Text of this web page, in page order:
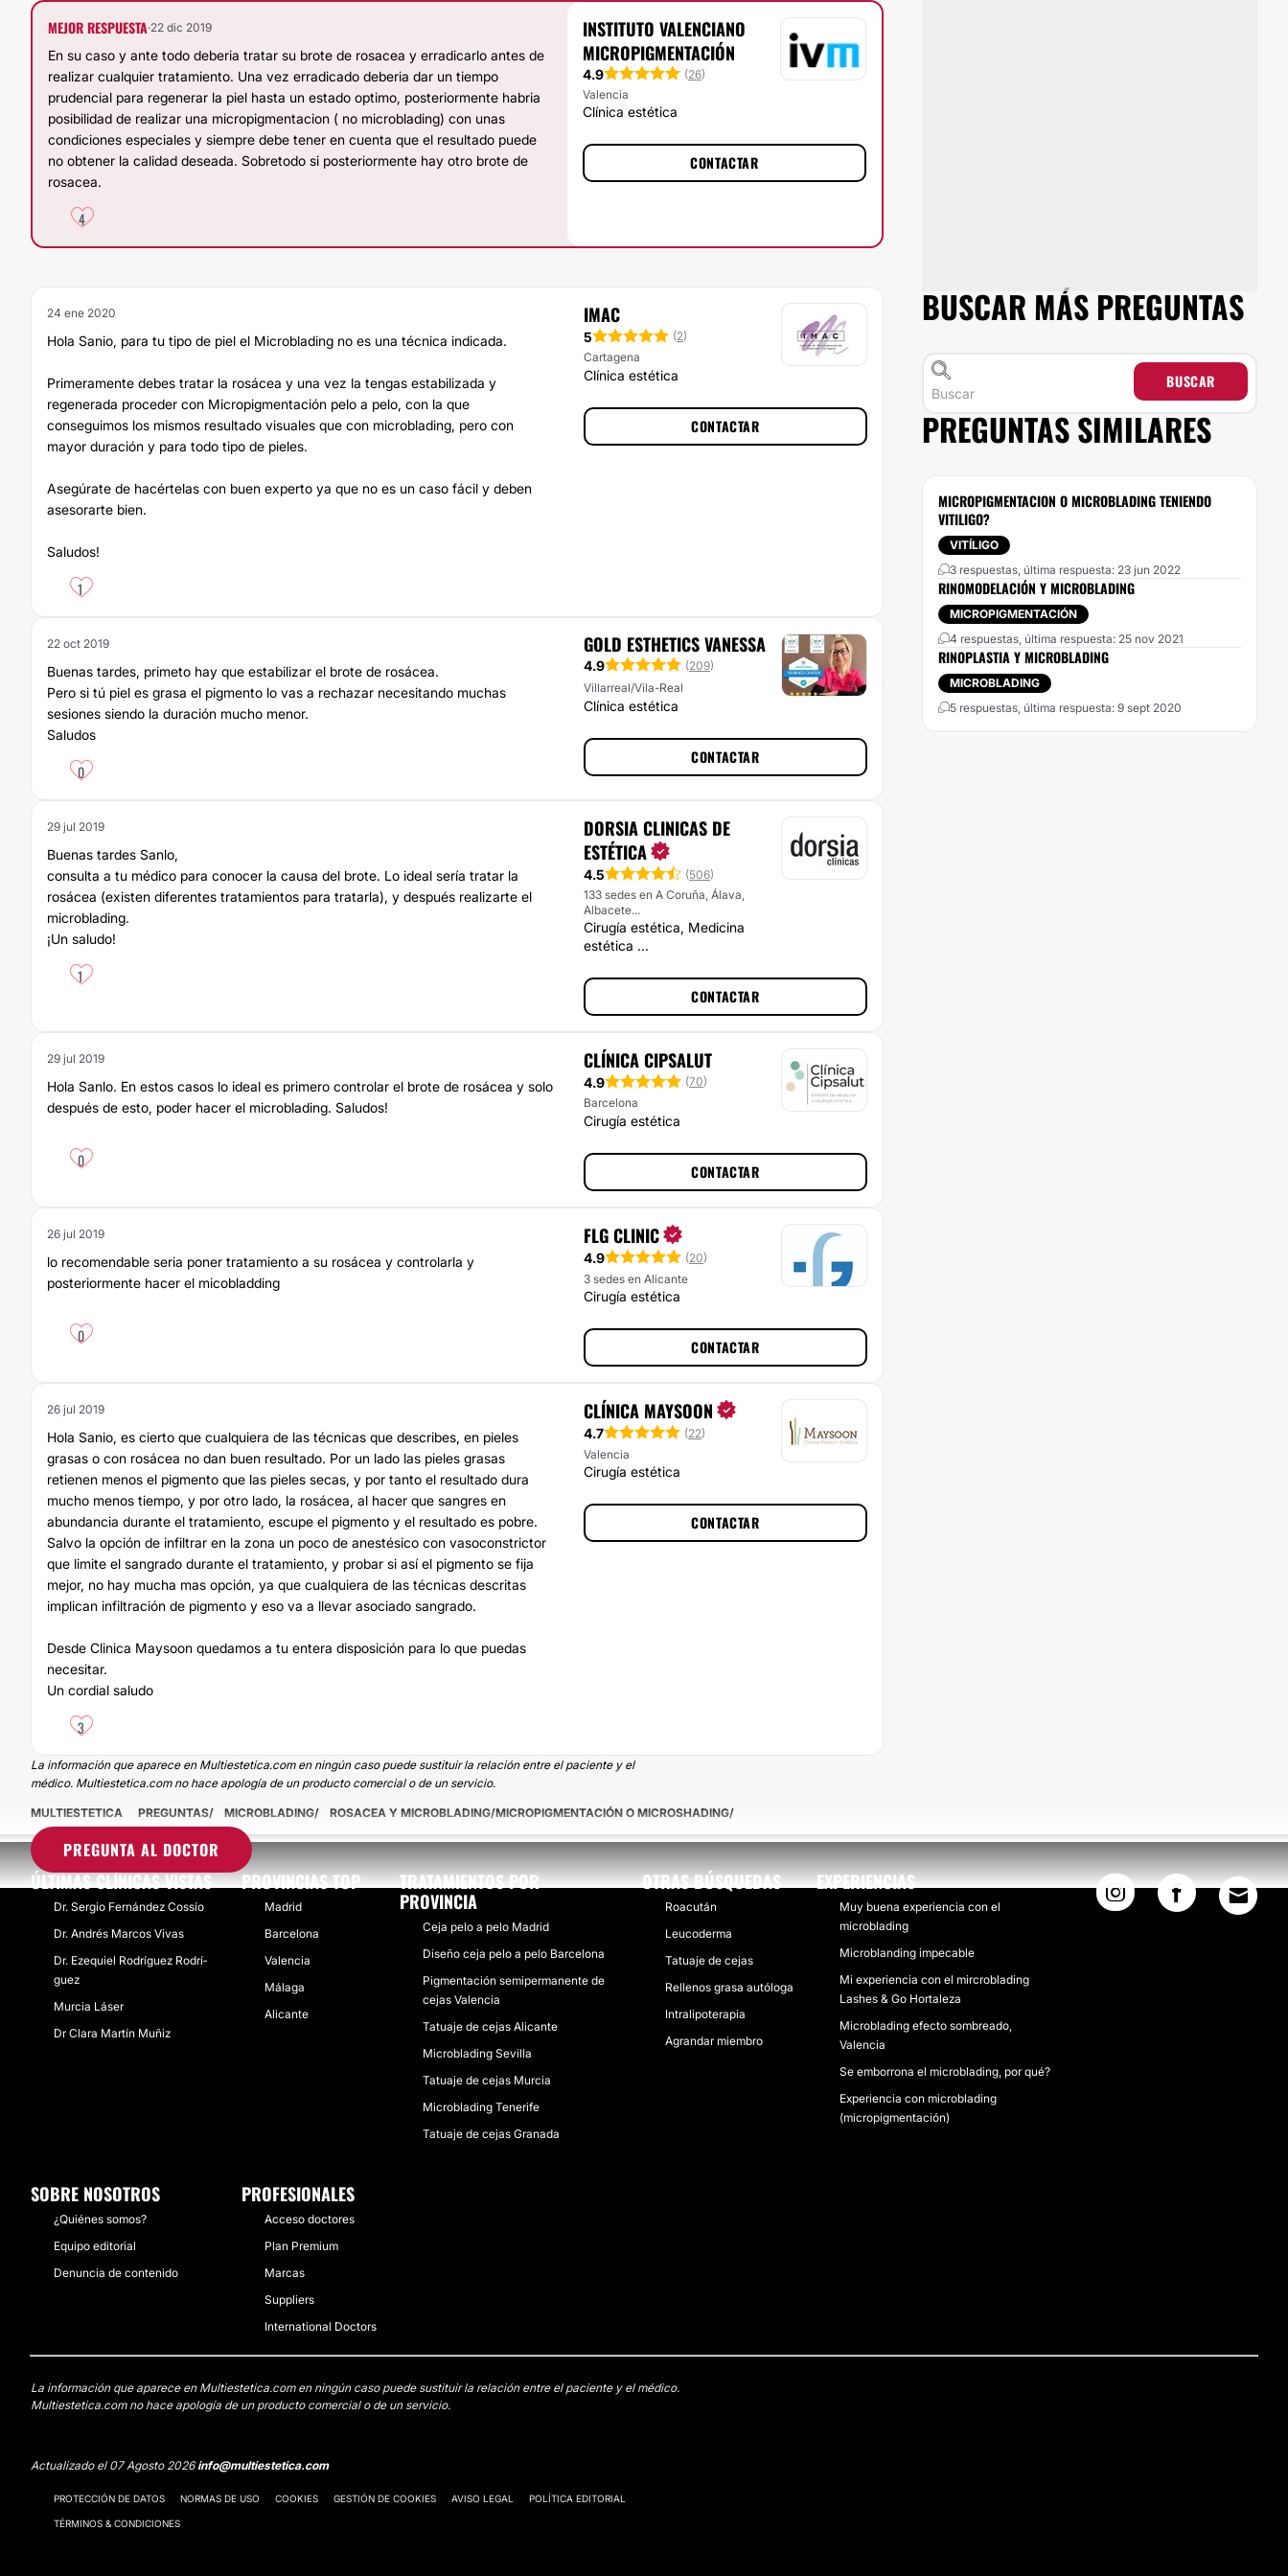
MEJOR RESPUESTA·22 dic 2019
En su caso y ante todo deberia tratar su brote de rosacea y erradicarlo antes de
realizar cualquier tratamiento. Una vez erradicado deberia dar un tiempo
prudencial para regenerar la piel hasta un estado optimo, posteriormente habria
posibilidad de realizar una micropigmentacion ( no microblading) con unas
condiciones especiales y siempre debe tener en cuenta que el resultado puede
no obtener la calidad deseada. Sobretodo si posteriormente hay otro brote de
rosacea.
4
INSTITUTO VALENCIANO
MICROPIGMENTACIÓN
4.9 (26)
Valencia
Clínica estética
CONTACTAR
24 ene 2020
Hola Sanio, para tu tipo de piel el Microblading no es una técnica indicada.
Primeramente debes tratar la rosácea y una vez la tengas estabilizada y
regenerada proceder con Micropigmentación pelo a pelo, con la que
conseguimos los mismos resultado visuales que con microblading, pero con
mayor duración y para todo tipo de pieles.
Asegúrate de hacértelas con buen experto ya que no es un caso fácil y deben
asesorarte bien.
Saludos!
1
IMAC
5 (2)
Cartagena
Clínica estética
CONTACTAR
22 oct 2019
Buenas tardes, primeto hay que estabilizar el brote de rosácea.
Pero si tú piel es grasa el pigmento lo vas a rechazar necesitando muchas
sesiones siendo la duración mucho menor.
Saludos
0
GOLD ESTHETICS VANESSA
4.9 (209)
Villarreal/Vila-Real
Clínica estética
CONTACTAR
29 jul 2019
Buenas tardes Sanlo,
consulta a tu médico para conocer la causa del brote. Lo ideal sería tratar la
rosácea (existen diferentes tratamientos para tratarla), y después realizarte el
microblading.
¡Un saludo!
1
DORSIA CLINICAS DE
ESTÉTICA
4.5 (506)
133 sedes en A Coruña, Álava,
Albacete...
Cirugía estética, Medicina
estética ...
CONTACTAR
29 jul 2019
Hola Sanlo. En estos casos lo ideal es primero controlar el brote de rosácea y solo
después de esto, poder hacer el microblading. Saludos!
0
CLÍNICA CIPSALUT
4.9 (70)
Barcelona
Cirugía estética
CONTACTAR
26 jul 2019
lo recomendable seria poner tratamiento a su rosácea y controlarla y
posteriormente hacer el micobladding
0
FLG CLINIC
4.9 (20)
3 sedes en Alicante
Cirugía estética
CONTACTAR
26 jul 2019
Hola Sanio, es cierto que cualquiera de las técnicas que describes, en pieles
grasas o con rosácea no dan buen resultado. Por un lado las pieles grasas
retienen menos el pigmento que las pieles secas, y por tanto el resultado dura
mucho menos tiempo, y por otro lado, la rosácea, al hacer que sangres en
abundancia durante el tratamiento, escupe el pigmento y el resultado es pobre.
Salvo la opción de infiltrar en la zona un poco de anestésico con vasoconstrictor
que limite el sangrado durante el tratamiento, y probar si así el pigmento se fija
mejor, no hay mucha mas opción, ya que cualquiera de las técnicas descritas
implican infiltración de pigmento y eso va a llevar asociado sangrado.
Desde Clinica Maysoon quedamos a tu entera disposición para lo que puedas
necesitar.
Un cordial saludo
3
CLÍNICA MAYSOON
4.7 (22)
Valencia
Cirugía estética
CONTACTAR
BUSCAR MÁS PREGUNTAS
BUSCAR
PREGUNTAS SIMILARES
MICROPIGMENTACION O MICROBLADING TENIENDO
VITILIGO?
VITÍLIGO
3 respuestas, última respuesta: 23 jun 2022
RINOMODELACIÓN Y MICROBLADING
MICROPIGMENTACIÓN
4 respuestas, última respuesta: 25 nov 2021
RINOPLASTIA Y MICROBLADING
MICROBLADING
5 respuestas, última respuesta: 9 sept 2020
La información que aparece en Multiestetica.com en ningún caso puede sustituir la relación entre el paciente y el
médico. Multiestetica.com no hace apología de un producto comercial o de un servicio.
PREGUNTA AL DOCTOR
MULTIESTETICA PREGUNTAS MICROBLADING ROSACEA Y MICROBLADING/MICROPIGMENTACIÓN O MICROSHADING
ÚLTIMAS CLÍNICAS VISTAS
Dr. Sergio Fernández Cossí­o
Dr. Andrés Marcos Vivas
Dr. Ezequiel Rodrí­guez Rodrí­
guez
Murcia Láser
Dr Clara Martí­n Muñiz
PROVINCIAS TOP
Madrid
Barcelona
Valencia
Málaga
Alicante
TRATAMIENTOS POR
PROVINCIA
Ceja pelo a pelo Madrid
Diseño ceja pelo a pelo Barcelona
Pigmentación semipermanente de
cejas Valencia
Tatuaje de cejas Alicante
Microblading Sevilla
Tatuaje de cejas Murcia
Microblading Tenerife
Tatuaje de cejas Granada
OTRAS BÚSQUEDAS
Roacután
Leucoderma
Tatuaje de cejas
Rellenos grasa autóloga
Intralipoterapia
Agrandar miembro
EXPERIENCIAS
Muy buena experiencia con el
microblading
Microblanding impecable
Mi experiencia con el mircroblading
Lashes & Go Hortaleza
Microblading efecto sombreado,
Valencia
Se emborrona el microblading, por qué?
Experiencia con microblading
(micropigmentación)
SOBRE NOSOTROS
¿Quiénes somos?
Equipo editorial
Denuncia de contenido
PROFESIONALES
Acceso doctores
Plan Premium
Marcas
Suppliers
International Doctors
La información que aparece en Multiestetica.com en ningún caso puede sustituir la relación entre el paciente y el médico.
Multiestetica.com no hace apología de un producto comercial o de un servicio.
Actualizado el 07 Agosto 2026info@multiestetica.com
PROTECCIÓN DE DATOS NORMAS DE USO COOKIES GESTIÓN DE COOKIES AVISO LEGAL POLÍTICA EDITORIAL
TÉRMINOS & CONDICIONES